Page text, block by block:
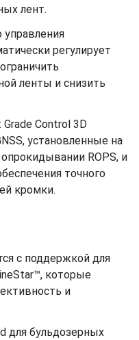
лент.
регулирует
ленты и снизить
Control 3D
установленные на
ROPS, и
точного
кромки.
с поддержкой для
которые
и
для бульдозерных